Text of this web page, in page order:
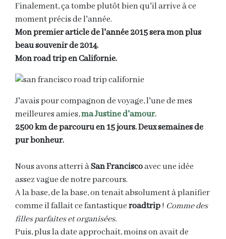
Finalement, ça tombe plutôt bien qu'il arrive à ce
moment précis de l'année.
Mon premier article de l'année 2015 sera mon plus
beau souvenir de 2014.
Mon road trip en Californie.
J'avais pour compagnon de voyage, l'une de mes
meilleures amies,maJustine d'amour.
2500 km de parcouru en 15 jours. Deux semaines de
pur bonheur.
Nous avons atterri àSan Franciscoavec une idée
assez vague de notre parcours.
A la base, de la base, on tenait absolument à planifier
comme il fallait ce fantastiqueroadtrip! Comme des
filles parfaites et organisées.
Puis, plus la date approchait, moins on avait de